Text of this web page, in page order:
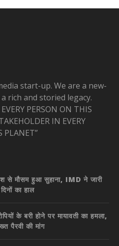
start-up. We are a new-
rich and storied legacy.
PERSON ON THIS
IN EVERY
PLANET”
से मौसम हुआ सुहाना, IMD ने जारी
का हाल
के बरी होने पर मायावती का हमला,
पैरवी की मांग